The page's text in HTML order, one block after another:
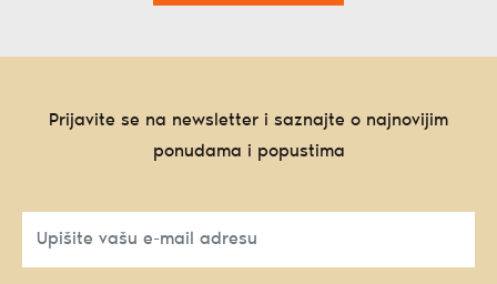
Prijavite se na newsletter i saznajte o najnovijim
ponudama i popustima